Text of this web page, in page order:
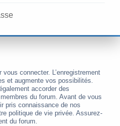
connecter. L’enregistrement
et augmente vos possibilités.
accorder des
du forum. Avant de vous
pris connaissance de nos
politique de vie privée. Assurez-
du forum.